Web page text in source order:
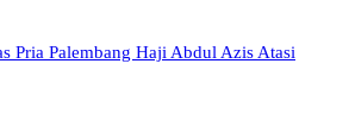
Pria Palembang Haji Abdul Azis Atasi